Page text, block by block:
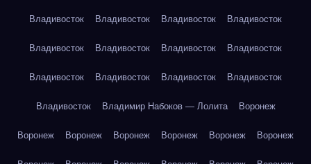
Владивосток Владивосток Владивосток Владивосток
Владивосток Владивосток Владивосток Владивосток
Владивосток Владивосток Владивосток Владивосток
Владивосток Владимир Набоков — Лолита Воронеж
Воронеж Воронеж Воронеж Воронеж Воронеж Воронеж